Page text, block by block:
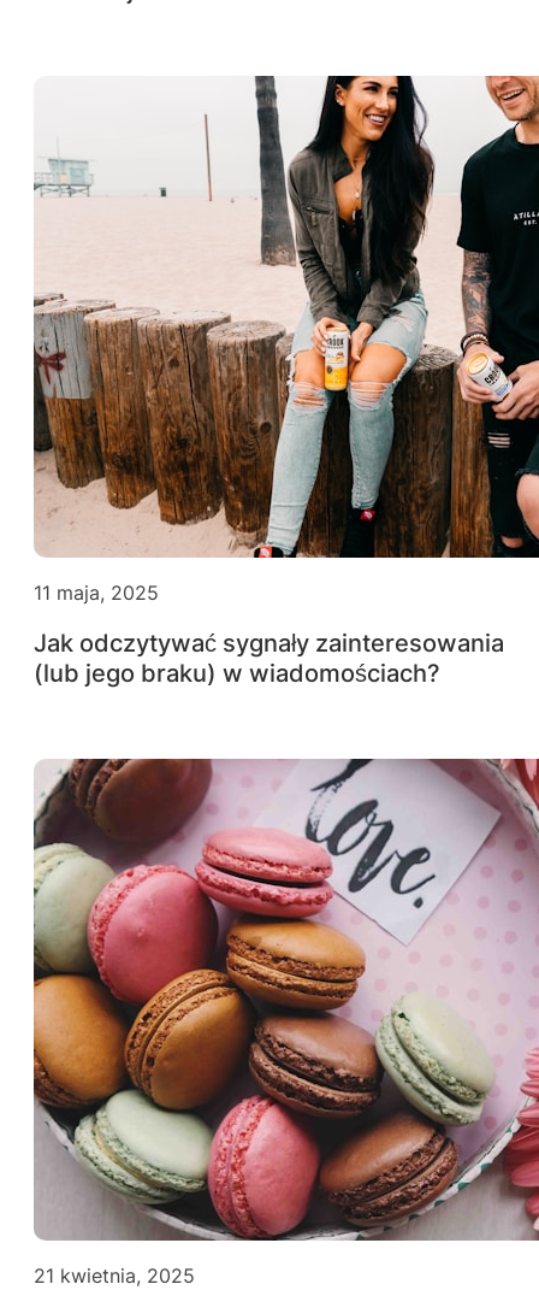
11 maja, 2025
Jak odczytywać sygnały zainteresowania
(lub jego braku) w wiadomościach?
21 kwietnia, 2025